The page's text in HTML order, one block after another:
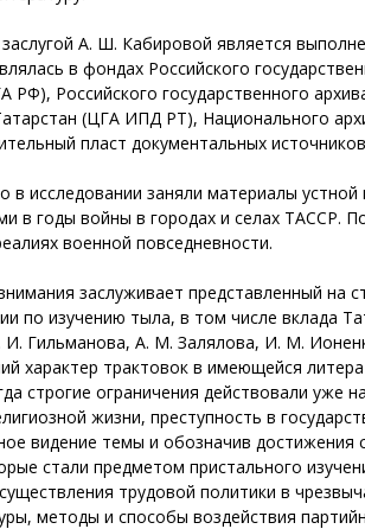
А. Ш. Кабировой является
в фондах Российского
РФ), Российского государственного
(ЦГА ИПД РТ), Национального
пласт документальных
в исследовании заняли материалы
в годы войны в городах и селах ТАССР.
военной повседневности.
заслуживает представленный на
по изучению тыла, в том числе вклада
И. Гильманова, А. М. Залялова, И. М.
характер трактовок в имеющейся
строгие ограничения действовали уже
жизни, преступность в
видение темы и обозначив
стали предметом пристального
трудовой политики в
методы и способы воздействия